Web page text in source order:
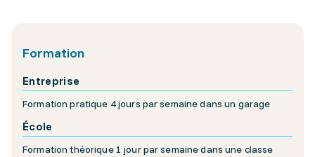
Formation
Entreprise
Formation pratique 4 jours par semaine dans un garage
École
Formation théorique 1 jour par semaine dans une classe